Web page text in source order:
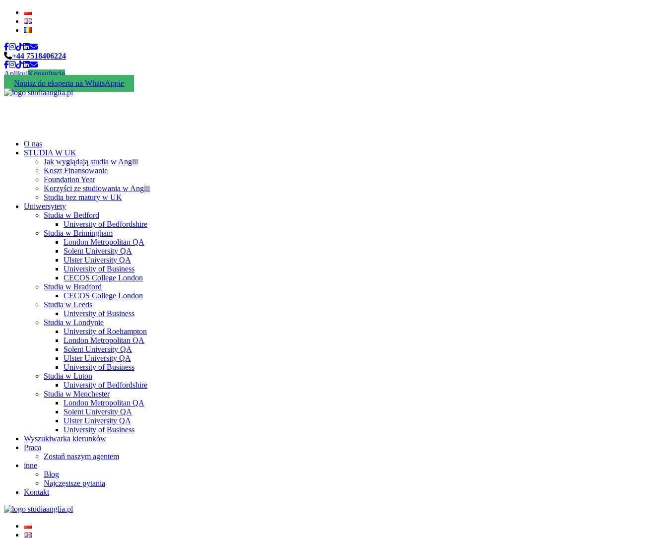
+44 7518406224
AplikujKonsultacja
Napisz do eksperta na WhatsAppie
O nas
STUDIA W UK
Jak wyglądają studia w Anglii
Koszt Finansowanie
Foundation Year
Korzyści ze studiowania w Anglii
Studia bez matury w UK
Uniwersytety
Studia w Bedford
University of Bedfordshire
Studia w Brimingham
London Metropolitan QA
Solent University QA
Ulster University QA
University of Business
CECOS College London
Studia w Bradford
CECOS College London
Studia w Leeds
University of Business
Studia w Londynie
University of Roehampton
London Metropolitan QA
Solent University QA
Ulster University QA
University of Business
Studia w Luton
University of Bedfordshire
Studia w Menchester
London Metropolitan QA
Solent University QA
Ulster University QA
University of Business
Wyszukiwarka kierunków
Praca
Zostań naszym agentem
inne
Blog
Najczęstsze pytania
Kontakt